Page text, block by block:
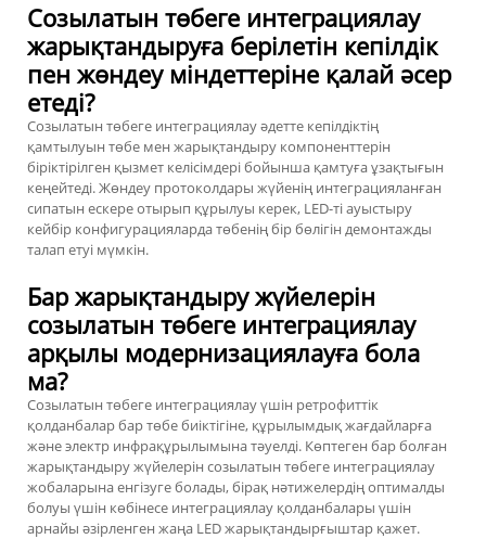
Созылатын төбеге интеграциялау
жарықтандыруға берілетін кепілдік
пен жөндеу міндеттеріне қалай әсер
етеді?
Созылатын төбеге интеграциялау әдетте кепілдіктің
қамтылуын төбе мен жарықтандыру компоненттерін
біріктірілген қызмет келісімдері бойынша қамтуға ұзақтығын
кеңейтеді. Жөндеу протоколдары жүйенің интеграцияланған
сипатын ескере отырып құрылуы керек, LED-ті ауыстыру
кейбір конфигурацияларда төбенің бір бөлігін демонтажды
талап етуі мүмкін.
Бар жарықтандыру жүйелерін
созылатын төбеге интеграциялау
арқылы модернизациялауға бола
ма?
Созылатын төбеге интеграциялау үшін ретрофиттік
қолданбалар бар төбе биіктігіне, құрылымдық жағдайларға
және электр инфрақұрылымына тәуелді. Көптеген бар болған
жарықтандыру жүйелерін созылатын төбеге интеграциялау
жобаларына енгізуге болады, бірақ нәтижелердің оптималды
болуы үшін көбінесе интеграциялау қолданбалары үшін
арнайы әзірленген жаңа LED жарықтандырғыштар қажет.